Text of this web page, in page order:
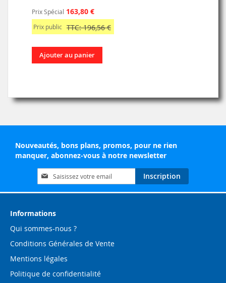
Prix Spécial 163,80 €
Prix public TTC: 196,56 €
Ajouter au panier
Nouveautés, bons plans, promos, pour ne rien
manquer, abonnez-vous à notre newsletter
Inscription
à
notre
d’information
Inscription
Informations
Qui sommes-nous ?
Conditions Générales de Vente
Mentions légales
Politique de confidentialité